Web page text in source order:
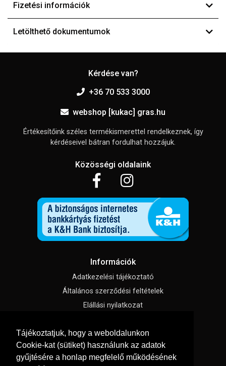
Tájékoztatjuk, hogy a weboldalunkon
Cookie-kat (sütiket) használunk az adatok
gyűjtésére a honlap megfelelő működésének
Fizetési információk
Letölthető dokumentumok
Kérdése van?
+36 70 533 3000
webshop [kukac] gras.hu
Értékesítőink széles termékismerettel rendelkeznek, így
kérdéseivel bátran fordulhat hozzájuk.
Közösségi oldalaink
Információk
Adatkezelési tájékoztató
Általános szerződési feltételek
Elállási nyilatkozat
Süti beállítások
Menü